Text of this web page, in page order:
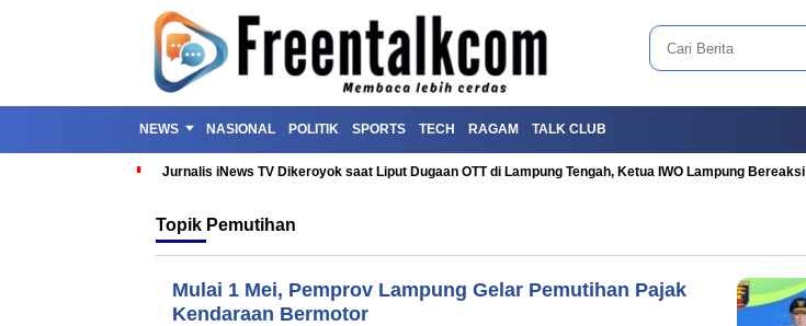
NEWS NASIONAL POLITIK SPORTS TECH RAGAM TALK CLUB
Jurnalis iNews TV Dikeroyok saat Liput Dugaan OTT di Lampung Tengah, Ketua IWO Lampung Bereaksi
Topik Pemutihan
Mulai 1 Mei, Pemprov Lampung Gelar Pemutihan Pajak
Kendaraan Bermotor